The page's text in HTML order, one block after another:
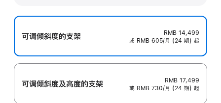
可调倾斜度的支架
RMB 14,499
或 RMB 605/月 (24 期) 起
可调倾斜度及高‍度的支‍架
RMB 17,499
或 RMB 730/月 (24 期) 起